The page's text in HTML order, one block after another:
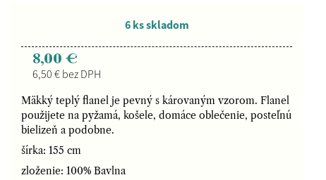
6 ks skladom
8,00 €
6,50 € bez DPH
Mäkký teplý flanel je pevný s károvaným vzorom. Flanel
použijete na pyžamá, košele, domáce oblečenie, posteľnú
bielizeň a podobne.
šírka: 155 cm
zloženie: 100% Bavlna